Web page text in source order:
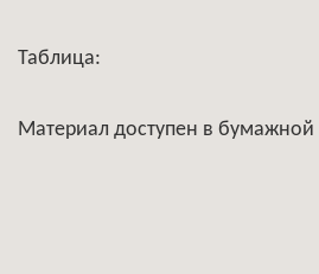
Таблица:
Материал доступен в бумажной